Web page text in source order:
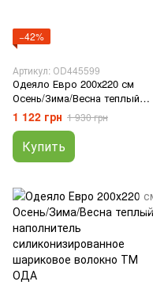
−42%
Артикул: ОD445599
Одеяло Евро 200х220 см
Осень/Зима/Весна теплый
наполнитель
силиконизированное
шариковое волокно ТМ ОДА
1 122 грн 1 930 грн
Купить